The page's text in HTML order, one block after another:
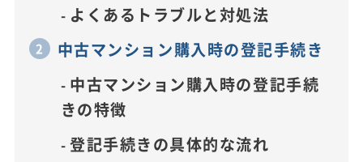
よくあるトラブルと対処法
中古マンション購入時の登記手続き
中古マンション購入時の登記手続
きの特徴
登記手続きの具体的な流れ